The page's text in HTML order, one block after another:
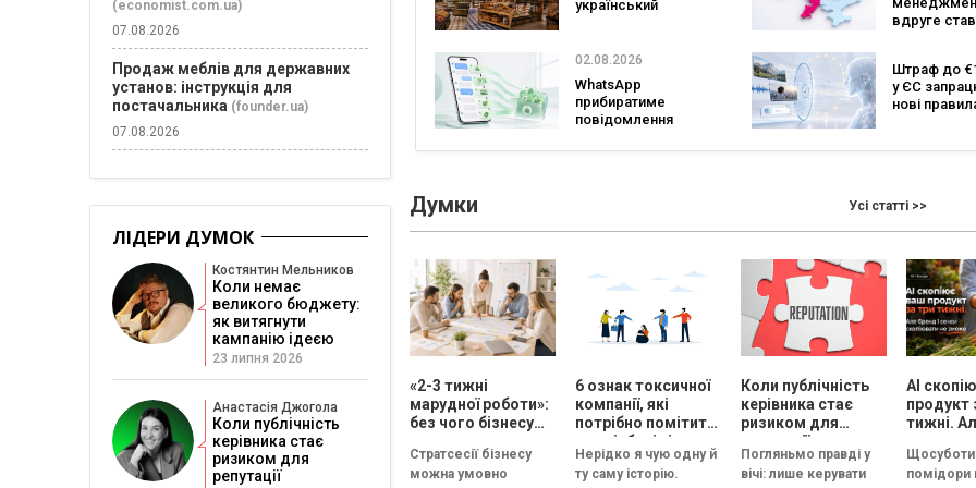
український
до рейтингу
супермаркетів
вдруге став
кількість
рекордна
років
02.08.2026
WhatsApp
прибиратиме
повідомлення
основних чатів: що
Штраф до
у ЄС
нові
Думки Усі статті >>
«2-3 тижні
марудної роботи»:
без чого бізнесу
проводити
стратегічну сесію
Стратсесії бізнесу
можна умовно
6 ознак токсичної
компанії, які
потрібно помітити
на співбесіді
Нерідко я чую одну й
ту саму історію.
Коли публічність
керівника стає
ризиком для
репутації
Погляньмо правді у
вічі: лише керувати
AI
продукт
тижні.
сенси
не
Щосуботи
помідори
(economist.com.ua)
07.08.2026
Продаж меблів для державних
установ: інструкція для
постачальника (founder.ua)
07.08.2026
ЛІДЕРИ ДУМОК
Костянтин Мельников
Коли немає
великого бюджету:
як витягнути
кампанію ідеєю
23 липня 2026
Анастасія Джогола
Коли публічність
керівника стає
ризиком для
репутації